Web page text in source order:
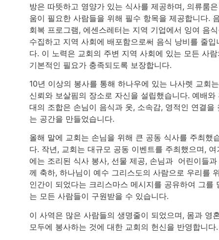
방은 따뜻하고 영양가 있는 식사를 제공하며, 의류룸
움이 필요한 사람들을 위해 필수 항목을 제공합니다.
회복 프로그램, 에센스레터는 지역 기업에서 잉여 음
수집하고 지역 사회에 배포함으로써 음식 낭비를 줄입
다. 이 노력은 교회의 주변 지역 사회에 있는 모든 사
기본적인 필요가 충족되도록 보장합니다.
10년 이상의 봉사를 통해 하나우에 있는 나사렛 교회는
신뢰와 보살핌의 장소로 자신을 설립했습니다. 예배와
대의 조합은 손님이 음식과 옷, 소속감, 영적인 연결을
는 공간을 만들었습니다.
올해 말에 교회는 손님을 위해 큰 공동 식사를 주최했
다. 작년, 교회는 대규모 공동 이벤트를 주최했으며, 여
에는 조리된 식사 봉사, 선물 제공, 손님과 어린이들과
께 축하, 하나님이 예수 그리스도의 사람으로 우리를
인간이 되었다는 크리스마스 메시지를 공유하여 그를
는 모든 사람들이 구원받을 수 있습니다.
이 사역은 많은 사람들의 생명줄이 되었으며, 몸과 영
모두에 봉사하는 것에 대한 교회의 헌신을 반영합니다.